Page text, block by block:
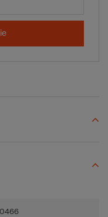
do koszyka